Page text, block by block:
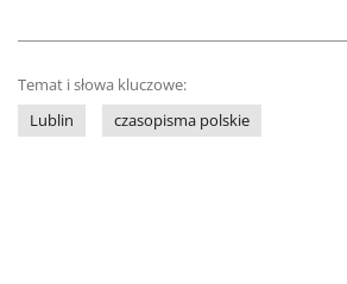
Temat i słowa kluczowe:
Lublin
czasopisma polskie